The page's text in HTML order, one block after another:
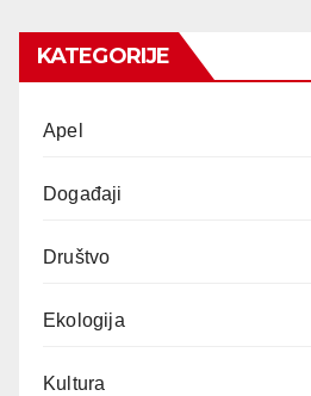
KATEGORIJE
Apel
Događaji
Društvo
Ekologija
Kultura